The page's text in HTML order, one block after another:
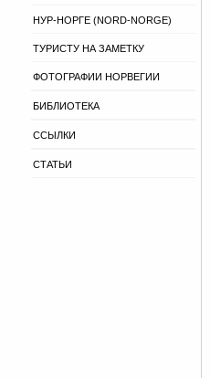
НУР-НОРГЕ (NORD-NORGE)
ТУРИСТУ НА ЗАМЕТКУ
ФОТОГРАФИИ НОРВЕГИИ
БИБЛИОТЕКА
ССЫЛКИ
СТАТЬИ